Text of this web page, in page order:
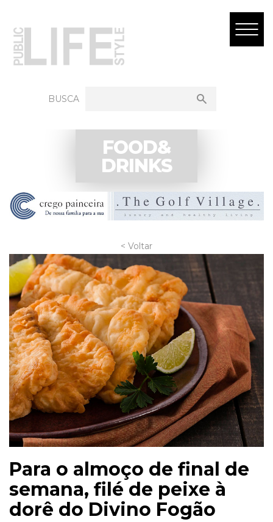
BUSCA
FOOD&
DRINKS
< Voltar
Para o almoço de final de
semana, filé de peixe à
dorê do Divino Fogão